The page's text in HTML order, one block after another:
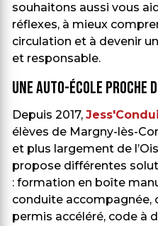
souhaitons aussi vous
réflexes, à mieux
circulation et à devenir
et responsable.
Une auto-école proche
Depuis 2017,
élèves de Margny-lès-
et plus largement de
propose différentes
: formation en boîte
conduite accompagnée,
permis accéléré, code à